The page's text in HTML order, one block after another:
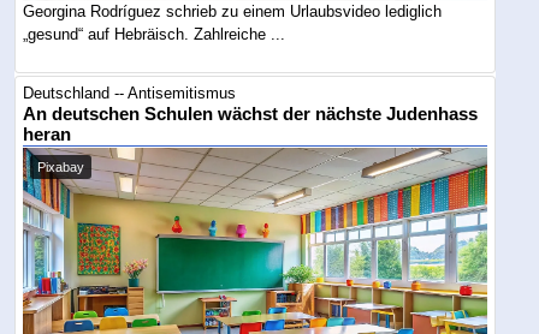
Georgina Rodríguez schrieb zu einem Urlaubsvideo lediglich
„gesund“ auf Hebräisch. Zahlreiche ...
Deutschland -- Antisemitismus
An deutschen Schulen wächst der nächste Judenhass
heran
Pixabay